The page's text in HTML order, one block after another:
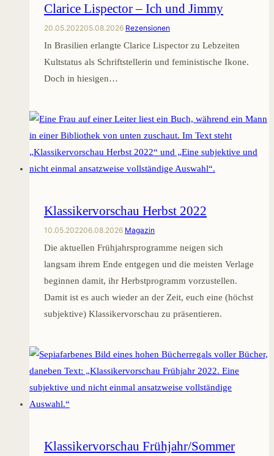
Clarice Lispector – Ich und Jimmy
20.05.202205.08.2026 Rezensionen
In Brasilien erlangte Clarice Lispector zu Lebzeiten
Kultstatus als Schriftstellerin und feministische Ikone.
Doch in hiesigen…
Klassikervorschau Herbst 2022
10.05.202206.08.2026 Magazin
Die aktuellen Frühjahrsprogramme neigen sich
langsam ihrem Ende entgegen und die meisten Verlage
beginnen damit, ihr Herbstprogramm vorzustellen.
Damit ist es auch wieder an der Zeit, euch eine (höchst
subjektive) Klassikervorschau zu präsentieren.
Klassikervorschau Frühjahr/Sommer